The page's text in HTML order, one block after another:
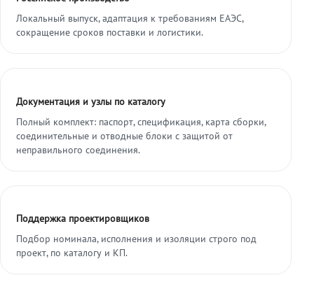
Локальный выпуск, адаптация к требованиям ЕАЭС,
сокращение сроков поставки и логистики.
Документация и узлы по каталогу
Полный комплект: паспорт, спецификация, карта сборки,
соединительные и отводные блоки с защитой от
неправильного соединения.
Поддержка проектировщиков
Подбор номинала, исполнения и изоляции строго под
проект, по каталогу и КП.